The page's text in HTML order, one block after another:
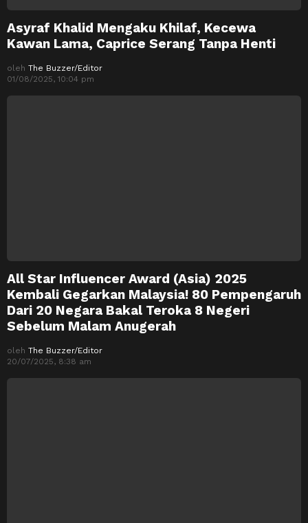
Asyraf Khalid Mengaku Khilaf, Kecewa
Kawan Lama, Caprice Serang Tanpa Henti
oleh The Buzzer/Editor
01/08/2025, 10:04 pm
All Star Influencer Award (Asia) 2025
Kembali Gegarkan Malaysia! 80 Pempengaruh
Dari 20 Negara Bakal Teroka 8 Negeri
Sebelum Malam Anugerah
oleh The Buzzer/Editor
20/07/2025, 8:38 am